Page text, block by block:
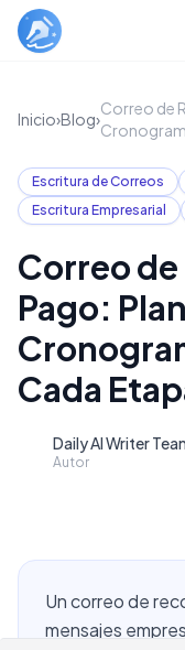
Inicio›Blog›
Correo de
Escritura de Correos
Escritura Empresarial
Correo
Pago:
Cada
Daily AI Writer
Autor
Un correo de
mensajes